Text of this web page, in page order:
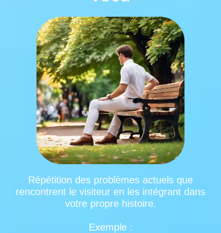
Répétition des problèmes actuels que
rencontrent le visiteur en les intégrant dans
votre propre histoire.
Exemple :